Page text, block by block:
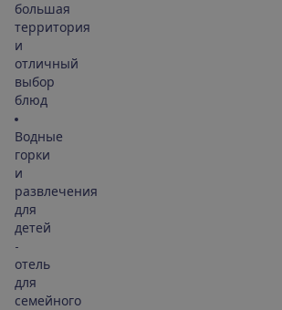
большая
территория
и
отличный
выбор
блюд
Водные
горки
и
развлечения
для
детей
-
отель
для
семейного